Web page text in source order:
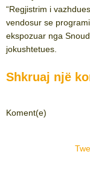
“Regjistrim i
vendosur se
ekspozuar nga
jokushtetues.
Shkruaj një
Koment(e)